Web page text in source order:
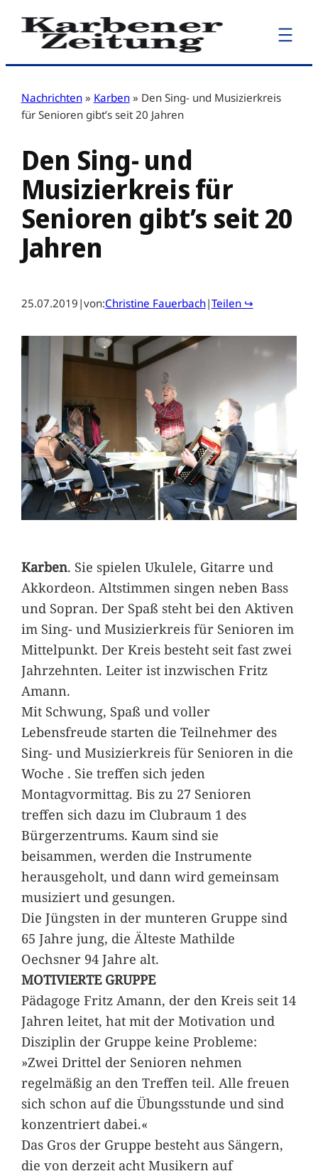
Zum
Inhalt
Nachrichten » Karben » Den Sing- und Musizierkreis
für Senioren gibt’s seit 20 Jahren
Den Sing- und
Musizierkreis für
Senioren gibt’s seit 20
Jahren
25.07.2019 |von:Christine Fauerbach|Teilen ↪
Karben. Sie spielen Ukulele, Gitarre und
Akkordeon. Altstimmen singen neben Bass
und Sopran. Der Spaß steht bei den Aktiven
im Sing- und Musizierkreis für Senioren im
Mittelpunkt. Der Kreis besteht seit fast zwei
Jahrzehnten. Leiter ist inzwischen Fritz
Amann.
Mit Schwung, Spaß und voller
Lebensfreude starten die Teilnehmer des
Sing- und Musizierkreis für Senioren in die
Woche . Sie treffen sich jeden
Montagvormittag. Bis zu 27 Senioren
treffen sich dazu im Clubraum 1 des
Bürgerzentrums. Kaum sind sie
beisammen, werden die Instrumente
herausgeholt, und dann wird gemeinsam
musiziert und gesungen.
Die Jüngsten in der munteren Gruppe sind
65 Jahre jung, die Älteste Mathilde
Oechsner 94 Jahre alt.
MOTIVIERTE GRUPPE
Pädagoge Fritz Amann, der den Kreis seit 14
Jahren leitet, hat mit der Motivation und
Disziplin der Gruppe keine Probleme:
»Zwei Drittel der Senioren nehmen
regelmäßig an den Treffen teil. Alle freuen
sich schon auf die Übungsstunde und sind
konzentriert dabei.«
Das Gros der Gruppe besteht aus Sängern,
die von derzeit acht Musikern auf